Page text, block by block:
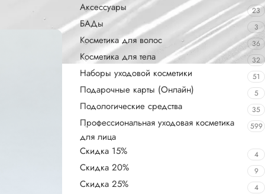
Аксессуары 23
БАДы 3
Косметика для волос 36
Косметика для тела 32
Наборы уходовой косметики 51
Подарочные карты (Онлайн) 5
Подологические средства 35
Профессиональная уходовая косметика
для лица
599
Скидка 15% 4
Скидка 20% 9
Скидка 25% 4